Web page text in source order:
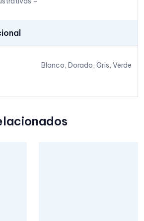
Blanco, Dorado, Gris, Verde